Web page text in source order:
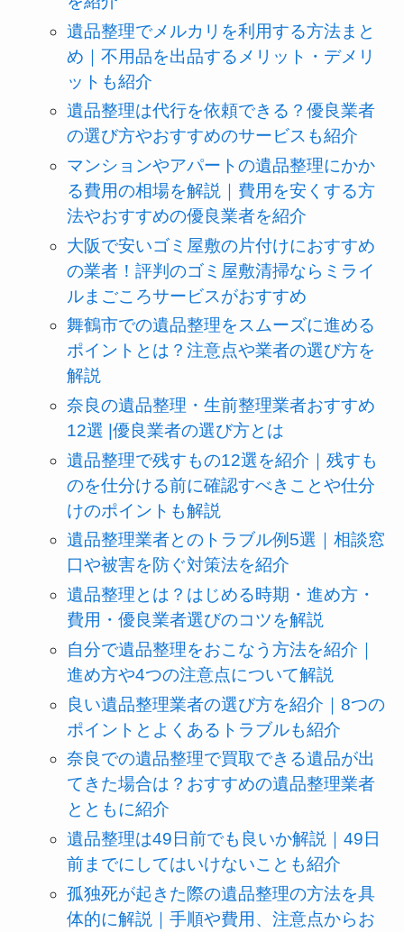
遺品整理でメルカリを利用する方法まと
め｜不用品を出品するメリット・デメリ
ットも紹介
遺品整理は代行を依頼できる？優良業者
の選び方やおすすめのサービスも紹介
マンションやアパートの遺品整理にかか
る費用の相場を解説｜費用を安くする方
法やおすすめの優良業者を紹介
大阪で安いゴミ屋敷の片付けにおすすめ
の業者！評判のゴミ屋敷清掃ならミライ
ルまごころサービスがおすすめ
舞鶴市での遺品整理をスムーズに進める
ポイントとは？注意点や業者の選び方を
解説
奈良の遺品整理・生前整理業者おすすめ
12選 |優良業者の選び方とは
遺品整理で残すもの12選を紹介｜残すも
のを仕分ける前に確認すべきことや仕分
けのポイントも解説
遺品整理業者とのトラブル例5選｜相談窓
口や被害を防ぐ対策法を紹介
遺品整理とは？はじめる時期・進め方・
費用・優良業者選びのコツを解説
自分で遺品整理をおこなう方法を紹介｜
進め方や4つの注意点について解説
良い遺品整理業者の選び方を紹介｜8つの
ポイントとよくあるトラブルも紹介
奈良での遺品整理で買取できる遺品が出
てきた場合は？おすすめの遺品整理業者
とともに紹介
遺品整理は49日前でも良いか解説｜49日
前までにしてはいけないことも紹介
孤独死が起きた際の遺品整理の方法を具
体的に解説｜手順や費用、注意点からお